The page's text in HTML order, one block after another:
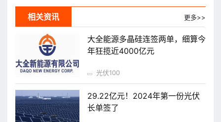
相关资讯 更多>>
大全能源多晶硅连签两单，细算今
年狂揽近4000亿元
光伏100
29.22亿元！2024年第一份光伏
长单签了